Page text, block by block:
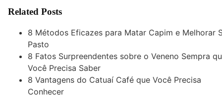
Related Posts
8 Métodos Eficazes para Matar Capim e Melhorar
Pasto
8 Fatos Surpreendentes sobre o Veneno Sempra
Você Precisa Saber
8 Vantagens do Catuaí Café que Você Precisa
Conhecer